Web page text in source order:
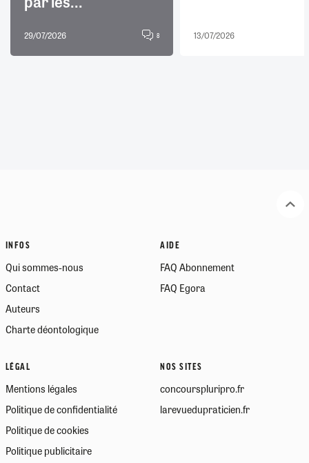
29/07/2026 8 13/07/2026
INFOS
Qui sommes-nous
Contact
Auteurs
Charte déontologique
AIDE
FAQ Abonnement
FAQ Egora
LÉGAL
Mentions légales
Politique de confidentialité
Politique de cookies
Politique publicitaire
NOS SITES
concourspluripro.fr
larevuedupraticien.fr